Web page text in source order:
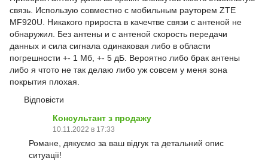
связь. Использую совместно с мобильным рауторем ZTE
MF920U. Никакого прироста в качечтве связи с антеной не
обнаружил. Без антены и с антеной скорость передачи
данных и сила сигнала одинаковая либо в области
погрешности +- 1 Мб, +- 5 дБ. Вероятно либо брак антены
либо я чтото не так делаю либо уж совсем у меня зона
покрытия плохая.
Відповісти
Консультант з продажу
10.11.2022 в 17:33
Романе, дякуємо за ваш відгук та детальний опис
ситуації!